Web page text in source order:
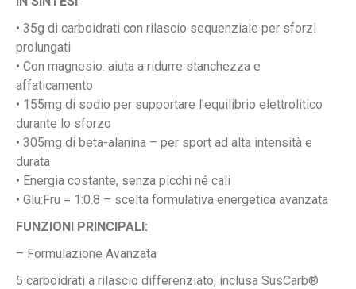
• 35g di carboidrati con rilascio sequenziale per sforzi
prolungati
• Con magnesio: aiuta a ridurre stanchezza e
affaticamento
• 155mg di sodio per supportare l’equilibrio elettrolitico
durante lo sforzo
• 305mg di beta-alanina – per sport ad alta intensità e
durata
• Energia costante, senza picchi né cali
• Glu:Fru = 1:0.8 – scelta formulativa energetica avanzata
FUNZIONI PRINCIPALI:
– Formulazione Avanzata
5 carboidrati a rilascio differenziato, inclusa SusCarb®